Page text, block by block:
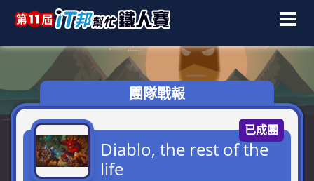
團隊戰報
已成團
Diablo, the rest of the
life